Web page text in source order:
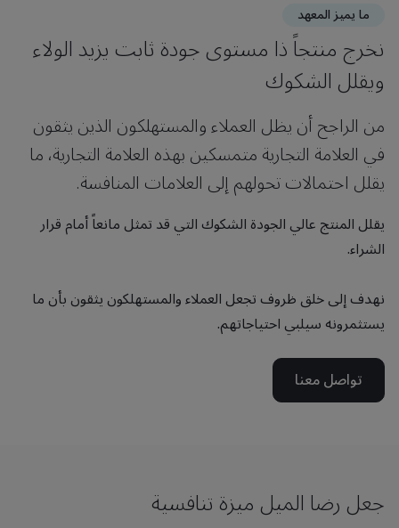
ما يميز المعهد
نخرج منتجاً ذا مستوى جودة ثابت يزيد الولاء
ويقلل الشكوك
من الراجح أن يظل العملاء والمستهلكون الذين يثقون
في العلامة التجارية متمسكين بهذه العلامة التجارية، ما
يقلل احتمالات تحولهم إلى العلامات المنافسة.
يقلل المنتج عالي الجودة الشكوك التي قد تمثل مانعاً أمام قرار
الشراء.
نهدف إلى خلق ظروف تجعل العملاء والمستهلكون يثقون بأن ما
يستثمرونه سيلبي احتياجاتهم.
تواصل معنا
جعل رضا الميل ميزة تنافسية